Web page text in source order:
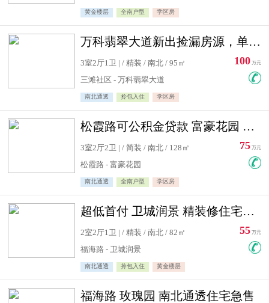
黄金楼层 全南户型 学区房
万科翡翠大道新出捡漏房源，单价10500精装修
3室2厅1卫 | / 精装 / 南北 / 95㎡
三滩社区 - 万科翡翠大道
南北通透 拎包入住 学区房
100 万元
松霞路可公积金贷款 富豪花园 复式住宅急售送小棚
3室2厅2卫 | / 简装 / 南北 / 128㎡
松霞路 - 富豪花园
南北通透 全南户型 学区房
75 万元
超低首付 卫城润景 精装修住宅急售 可公积金贷款
2室2厅1卫 | / 精装 / 南北 / 82㎡
福海路 - 卫城润景
南北通透 拎包入住 黄金楼层
55 万元
福海路 玫瑰园 南北通透住宅急售